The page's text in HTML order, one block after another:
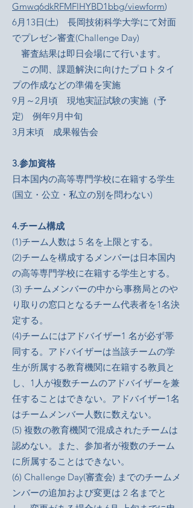
Gmwq6dkRFMFlHYBD1bbg/viewform)
6月13日(土) 長岡技術科学大学にて対面
でプレゼン審査(Challenge Day)
審査結果は即日会場にて行います。
この間、課題解決に向けたプロトタイ
プの作成などの準備を実施
9月～2月頃 現地実証試験の実施（予
定) 例年9月中旬
3月末頃 成果報告会
3.参加資格
日本国内の高等専門学校に在籍する学生
(国立・公立・私立の別を問わない)
4.チーム構成
(1)チーム人数は 5 名を上限とする。
(2)チームを構成するメンバーは日本国内
の高等専門学校に在籍する学生とする。
(3) チームメンバーの中から事務局とのや
り取りの窓口となるチーム代表者を1名決
定する。
(4)チームにはアドバイザー1 名が必ず帯
同する。アドバイザーは当該チームの学
生が所属する教育機関に在籍する教員と
し、1人が複数チームのアドバイザーを兼
任することはできない。アドバイザー1名
はチームメンバー人数に数えない。
(5) 複数の教育機関で混成されたチームは
認めない。また、参加者が複数のチーム
に所属することはできない。
(6) Challenge Day(審査会) までのチームメ
ンバーの追加および変更は 2 名までと